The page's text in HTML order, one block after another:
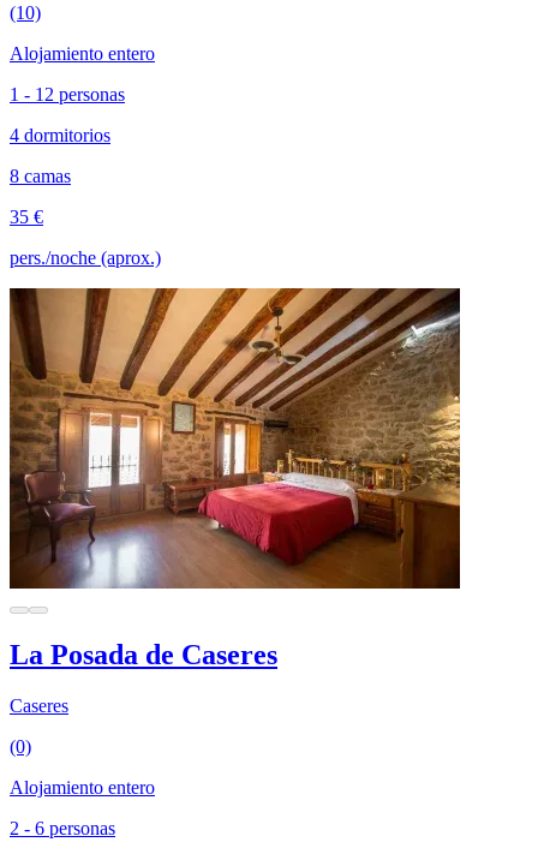
(10)
Alojamiento entero
1 - 12 personas
4 dormitorios
8 camas
35 €
pers./noche (aprox.)
La Posada de Caseres
Caseres
(0)
Alojamiento entero
2 - 6 personas